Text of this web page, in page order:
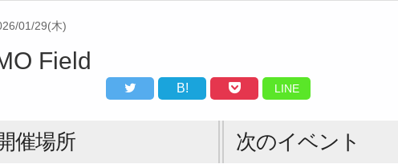
01/29(木)
Field
B! LINE
催場所 次のイベント